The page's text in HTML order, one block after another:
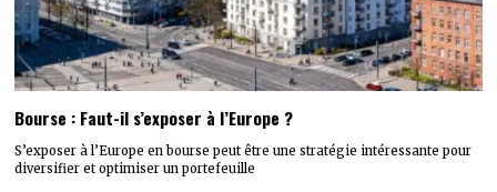
Bourse : Faut-il s’exposer à l’Europe ?
S’exposer à l’Europe en bourse peut être une stratégie intéressante pour
diversifier et optimiser un portefeuille